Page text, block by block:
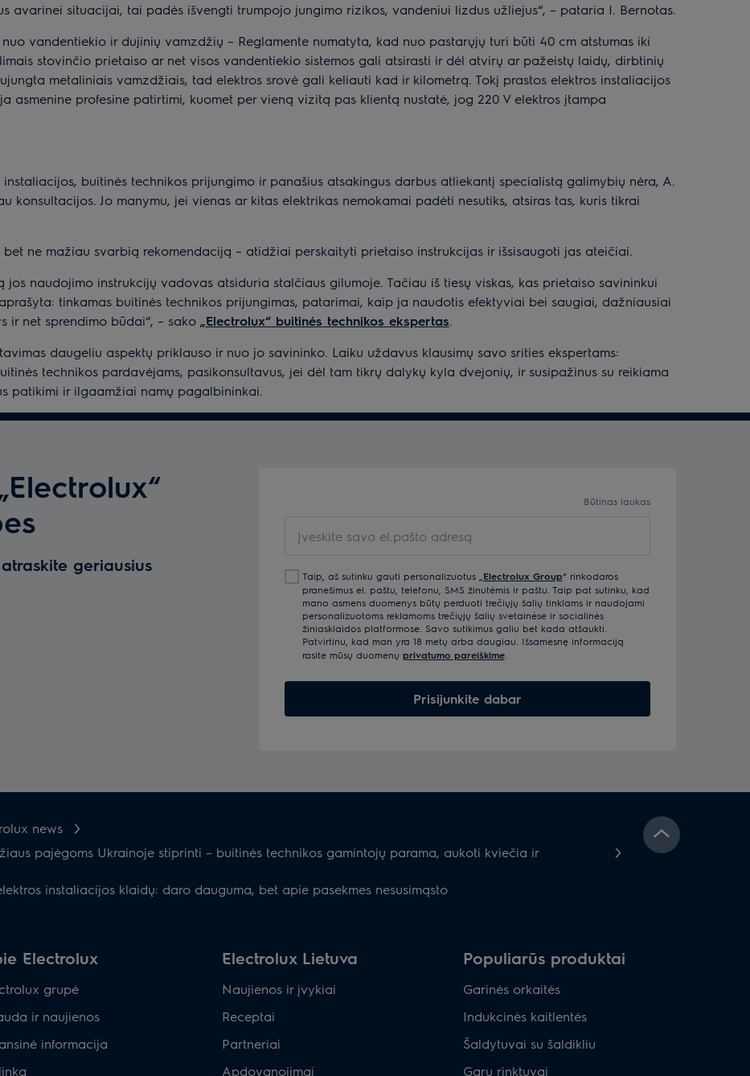
avarinei situacijai, tai padės išvengti trumpojo jungimo rizikos, vandeniui lizdus užliejus“, – pataria I. Bernotas.
vandentiekio ir dujinių vamzdžių – Reglamente numatyta, kad nuo pastarųjų turi būti 40 cm atstumas iki
stovinčio prietaiso ar net visos vandentiekio sistemos gali atsirasti ir dėl atvirų ar pažeistų laidų, dirbtinių
metaliniais vamzdžiais, tad elektros srovė gali keliauti kad ir kilometrą. Tokį prastos elektros instaliacijos
asmenine profesine patirtimi, kuomet per vieną vizitą pas klientą nustatė, jog 220 V elektros įtampa
buitinės technikos prijungimo ir panašius atsakingus darbus atliekantį specialistą galimybių nėra, A.
konsultacijos. Jo manymu, jei vienas ar kitas elektrikas nemokamai padėti nesutiks, atsiras tas, kuris tikrai
ne mažiau svarbią rekomendaciją – atidžiai perskaityti prietaiso instrukcijas ir išsisaugoti jas ateičiai.
naudojimo instrukcijų vadovas atsiduria stalčiaus gilumoje. Tačiau iš tiesų viskas, kas prietaiso savininkui
tinkamas buitinės technikos prijungimas, patarimai, kaip ja naudotis efektyviai bei saugiai, dažniausiai
ir net sprendimo būdai“, – sako „Electrolux“ buitinės technikos ekspertas.
daugeliu aspektų priklauso ir nuo jo savininko. Laiku uždavus klausimų savo srities ekspertams:
technikos pardavėjams, pasikonsultavus, jei dėl tam tikrų dalykų kyla dvejonių, ir susipažinus su reikiama
patikimi ir ilgaamžiai namų pagalbininkai.
geriausius
Būtinas laukas
savo
adresą
Taip, aš sutinku gauti personalizuotus „ Electrolux Group“ rinkodaros
pranešimus el. paštu, telefonu, SMS žinutėmis ir paštu. Taip pat sutinku, kad
mano asmens duomenys būtų perduoti trečiųjų šalių tinklams ir naudojami
personalizuotoms reklamoms trečiųjų šalių svetainėse ir socialinės
žiniasklaidos platformose. Savo sutikimus galiu bet kada atšaukti.
Patvirtinu, kad man yra 18 metų arba daugiau. Išsamesnę informaciją
rasite mūsų duomenų privatumo pareiškime.
Prisijunkite dabar
news
pajėgoms Ukrainoje stiprinti – buitinės technikos gamintojų parama, aukoti kviečia ir
instaliacijos klaidų: daro dauguma, bet apie pasekmes nesusimąsto
Electrolux
grupė
ir naujienos
informacija
Electrolux Lietuva
Naujienos ir įvykiai
Receptai
Partneriai
Apdovanojimai
Populiarūs produktai
Garinės orkaitės
Indukcinės kaitlentės
Šaldytuvai su šaldikliu
Garų rinktuvai